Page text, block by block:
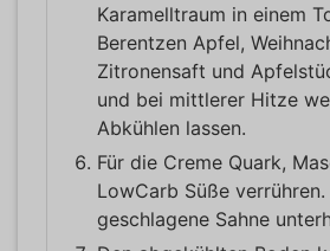
Karamelltraum in einem
Berentzen Apfel,
Zitronensaft und
und bei mittlerer Hitze
Abkühlen lassen.
Für die Creme Quark,
LowCarb Süße
geschlagene Sahne